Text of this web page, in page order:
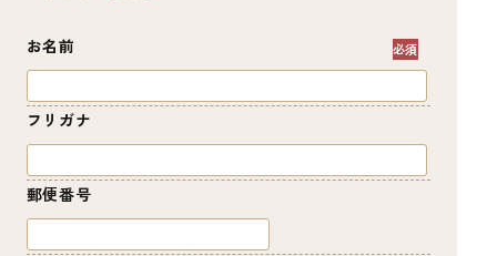
お名前
フリガナ
郵便番号